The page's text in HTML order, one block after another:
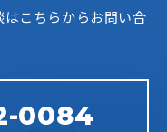
こちらからお問い合
0084